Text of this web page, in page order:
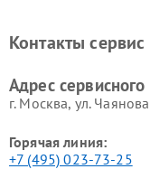
Indesit
Контакты сервис
Адрес
г. Москва, ул.
Горячая линия:
+7 (495) 023-73-25